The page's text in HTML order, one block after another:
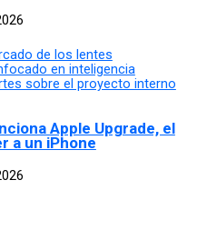
Apple Upgrade, el
a un iPhone